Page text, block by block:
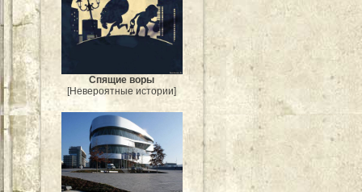
Спящие воры
[Невероятные истории]